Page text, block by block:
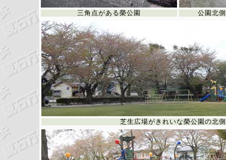
三角点がある榮公園 公園北
芝生広場がきれいな榮公園の北